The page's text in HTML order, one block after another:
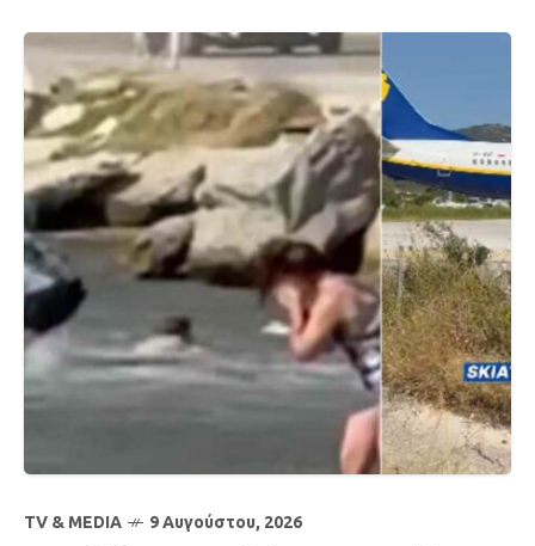
TV & MEDIA 9 Αυγούστου, 2026